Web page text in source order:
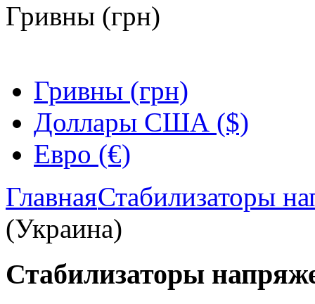
Гривны (грн)
Гривны (грн)
Доллары США ($)
Евро (€)
ГлавнаяСтабилизаторы
(Украина)
Стабилизаторы